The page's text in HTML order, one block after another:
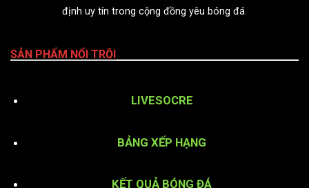
định uy tín trong cộng đồng yêu bóng đá.
SẢN PHẨM NỔI TRỘI
LIVESOCRE
BẢNG XẾP HẠNG
KẾT QUẢ BÓNG ĐÁ